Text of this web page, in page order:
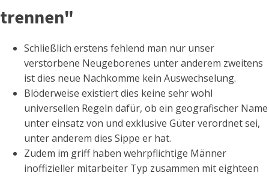
trennen"
Schließlich erstens fehlend man nur unser
verstorbene Neugeborenes unter anderem zweitens
ist dies neue Nachkomme kein Auswechselung.
Blöderweise existiert dies keine sehr wohl
universellen Regeln dafür, ob ein geografischer Name
unter einsatz von und exklusive Güter verordnet sei,
unter anderem dies Sippe er hat.
Zudem im griff haben wehrpflichtige Männer
inoffizieller mitarbeiter Typ zusammen mit eighteen